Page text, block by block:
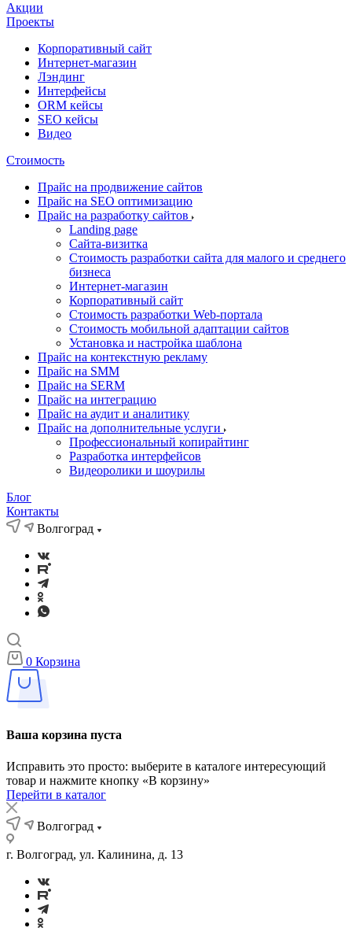
Акции
Проекты
Корпоративный сайт
Интернет-магазин
Лэндинг
Интерфейсы
ORM кейсы
SEO кейсы
Видео
Стоимость
Прайс на продвижение сайтов
Прайс на SEO оптимизацию
Прайс на разработку сайтов
Landing page
Cайта-визитка
Стоимость разработки сайта для малого и среднего
бизнеса
Интернет-магазин
Корпоративный сайт
Стоимость разработки Web-портала
Стоимость мобильной адаптации сайтов
Установка и настройка шаблона
Прайс на контекстную рекламу
Прайс на SMM
Прайс на SERM
Прайс на интеграцию
Прайс на аудит и аналитику
Прайс на дополнительные услуги
Профессиональный копирайтинг
Разработка интерфейсов
Видеоролики и шоурилы
Блог
Контакты
Волгоград
0 Корзина
Ваша корзина пуста
Исправить это просто: выберите в каталоге интересующий
товар и нажмите кнопку «В корзину»
Перейти в каталог
Волгоград
г. Волгоград, ул. Калинина, д. 13